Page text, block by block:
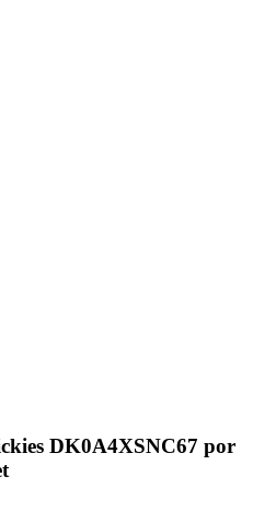
DK0A4XSNC67 por